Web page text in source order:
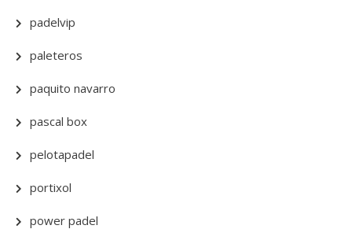
padelvip
paleteros
paquito navarro
pascal box
pelotapadel
portixol
power padel